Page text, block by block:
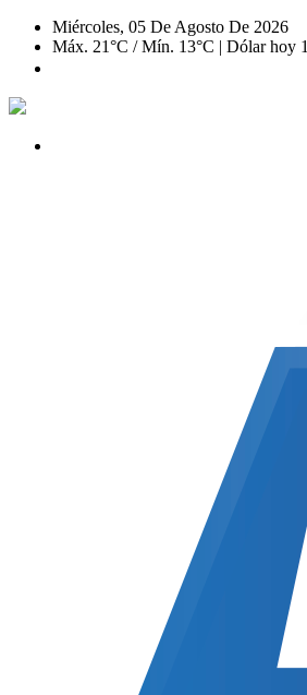
Miércoles, 05 De Agosto De 2026
Máx. 21°C / Mín. 13°C | Dólar hoy